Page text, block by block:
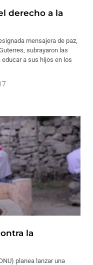
derecho a la
mensajera de paz,
subrayaron las
a sus hijos en los
la
planea lanzar una